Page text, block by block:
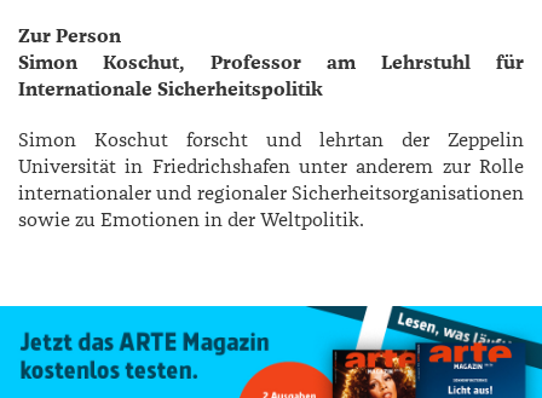
Zur Person
Simon Koschut, Professor am Lehrstuhl für
Internationale Sicherheitspolitik
Simon Koschut forscht und lehrtan der Zeppelin
Universität in Friedrichshafen unter anderem zur Rolle
internationaler und regionaler Sicherheitsorganisationen
sowie zu Emotionen in der Weltpolitik.